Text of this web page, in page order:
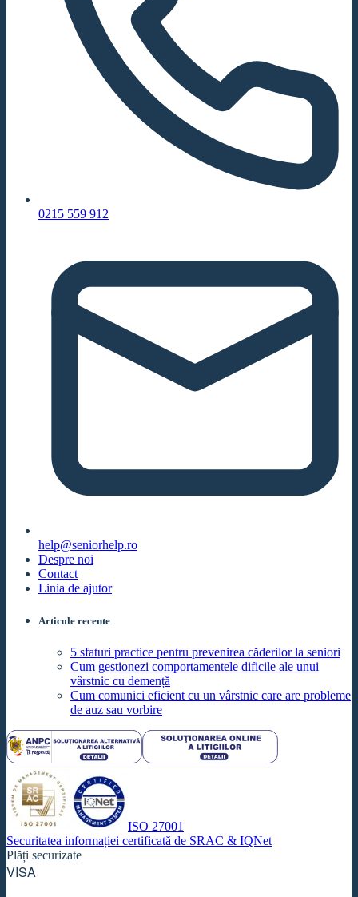
0215 559 912
help@seniorhelp.ro
Despre noi
Contact
Linia de ajutor
Articole recente
5 sfaturi practice pentru prevenirea căderilor la seniori
Cum gestionezi comportamentele dificile ale unui
vârstnic cu demență
Cum comunici eficient cu un vârstnic care are probleme
de auz sau vorbire
ISO 27001
Securitatea informației certificată de SRAC & IQNet
Plăți securizate
VISA